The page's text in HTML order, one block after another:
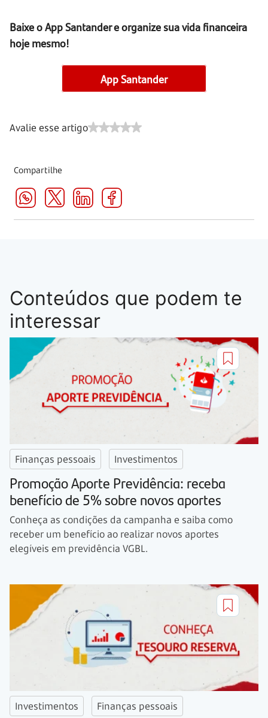
Baixe o App Santander e organize sua vida financeira
hoje mesmo!
App Santander
Avalie esse artigo
Compartilhe
Conteúdos que podem te
interessar
Finanças pessoais Investimentos
Promoção Aporte Previdência: receba
benefício de 5% sobre novos aportes
Conheça as condições da campanha e saiba como
receber um benefício ao realizar novos aportes
elegíveis em previdência VGBL.
Investimentos Finanças pessoais